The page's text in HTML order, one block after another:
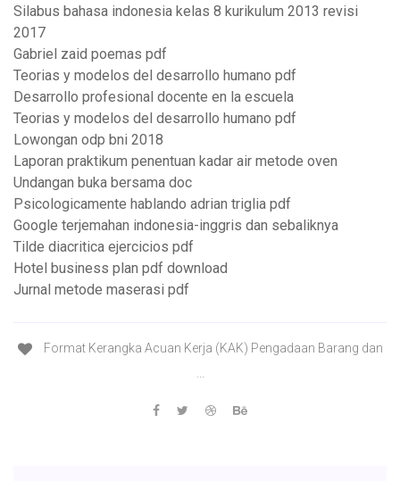
Silabus bahasa indonesia kelas 8 kurikulum 2013 revisi
2017
Gabriel zaid poemas pdf
Teorias y modelos del desarrollo humano pdf
Desarrollo profesional docente en la escuela
Teorias y modelos del desarrollo humano pdf
Lowongan odp bni 2018
Laporan praktikum penentuan kadar air metode oven
Undangan buka bersama doc
Psicologicamente hablando adrian triglia pdf
Google terjemahan indonesia-inggris dan sebaliknya
Tilde diacritica ejercicios pdf
Hotel business plan pdf download
Jurnal metode maserasi pdf
Format Kerangka Acuan Kerja (KAK) Pengadaan Barang dan